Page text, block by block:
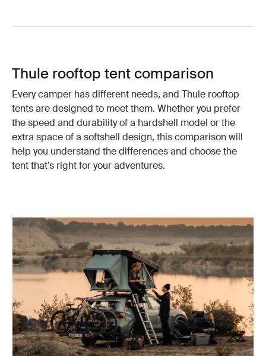
Thule rooftop tent comparison
Every camper has different needs, and Thule rooftop
tents are designed to meet them. Whether you prefer
the speed and durability of a hardshell model or the
extra space of a softshell design, this comparison will
help you understand the differences and choose the
tent that’s right for your adventures.